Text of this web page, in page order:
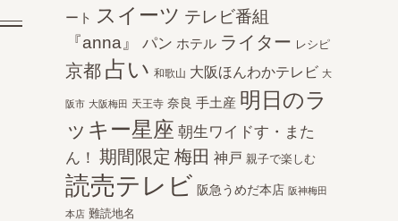
ート
スイーツ テレビ番組
『anna』
パン ホテル ライター レシピ
京都 占い 和歌山 大阪ほんわかテレビ 大
阪市 大阪梅田 天王寺 奈良 手土産 明日のラ
ッキー星座 朝生ワイドす・また
ん！ 期間限定 梅田 神戸 親子で楽しむ
読売テレビ 阪急うめだ本店 阪神梅田
本店 難読地名